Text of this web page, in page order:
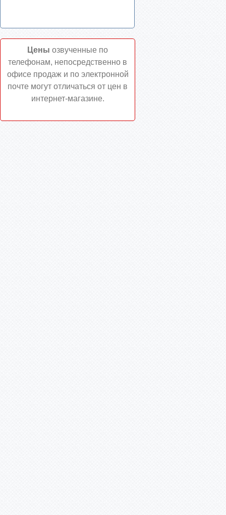
Цены озвученные по
телефонам, непосредственно в
офисе продаж и по электронной
почте могут отличаться от цен в
интернет-магазине.